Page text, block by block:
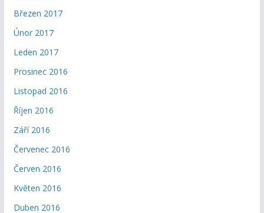
Březen 2017
Únor 2017
Leden 2017
Prosinec 2016
Listopad 2016
Říjen 2016
Září 2016
Červenec 2016
Červen 2016
Květen 2016
Duben 2016